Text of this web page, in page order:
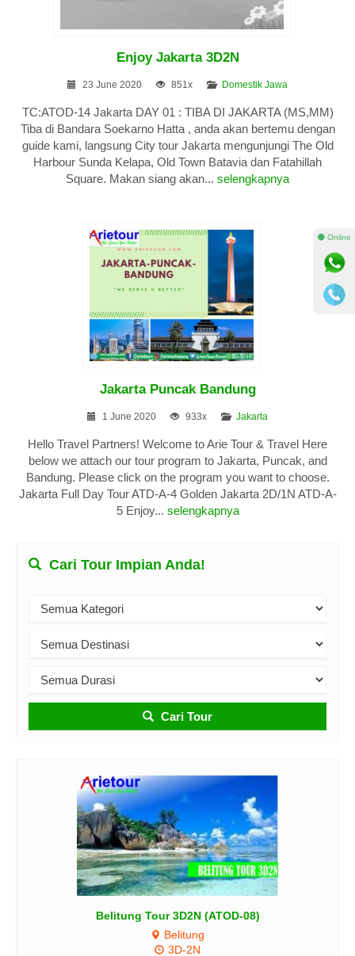
Enjoy Jakarta 3D2N
23 June 2020 851x Domestik Jawa
TC:ATOD-14 Jakarta DAY 01 : TIBA DI JAKARTA (MS,MM)
Tiba di Bandara Soekarno Hatta , anda akan bertemu dengan
guide kami, langsung City tour Jakarta mengunjungi The Old
Harbour Sunda Kelapa, Old Town Batavia dan Fatahillah
Square. Makan siang akan... selengkapnya
Jakarta Puncak Bandung
1 June 2020 933x Jakarta
Hello Travel Partners! Welcome to Arie Tour & Travel Here
below we attach our tour program to Jakarta, Puncak, and
Bandung. Please click on the program you want to choose.
Jakarta Full Day Tour ATD-A-4 Golden Jakarta 2D/1N ATD-A-
5 Enjoy... selengkapnya
Cari Tour Impian Anda!
Cari Tour
BALI FANTASTIC 3D2N (ATD-F-6)
Bali
⚫ Online